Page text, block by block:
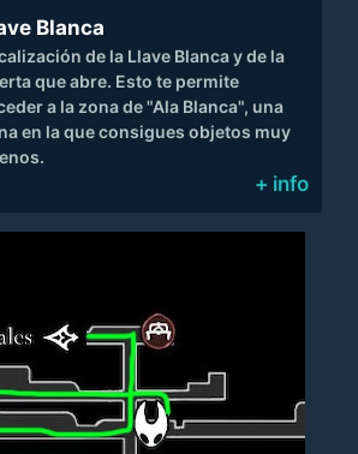
Blanca
de la Llave Blanca y de la
que abre. Esto te permite
a la zona de "Ala Blanca", una
en la que consigues objetos muy
+ info